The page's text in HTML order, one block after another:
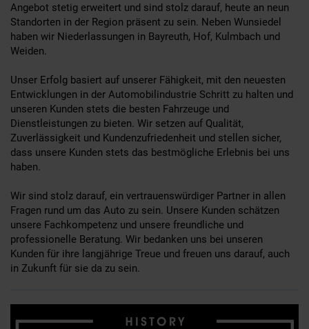
Angebot stetig erweitert und sind stolz darauf, heute an neun
Standorten in der Region präsent zu sein. Neben Wunsiedel
haben wir Niederlassungen in Bayreuth, Hof, Kulmbach und
Weiden.
Unser Erfolg basiert auf unserer Fähigkeit, mit den neuesten
Entwicklungen in der Automobilindustrie Schritt zu halten und
unseren Kunden stets die besten Fahrzeuge und
Dienstleistungen zu bieten. Wir setzen auf Qualität,
Zuverlässigkeit und Kundenzufriedenheit und stellen sicher,
dass unsere Kunden stets das bestmögliche Erlebnis bei uns
haben.
Wir sind stolz darauf, ein vertrauenswürdiger Partner in allen
Fragen rund um das Auto zu sein. Unsere Kunden schätzen
unsere Fachkompetenz und unsere freundliche und
professionelle Beratung. Wir bedanken uns bei unseren
Kunden für ihre langjährige Treue und freuen uns darauf, auch
in Zukunft für sie da zu sein.